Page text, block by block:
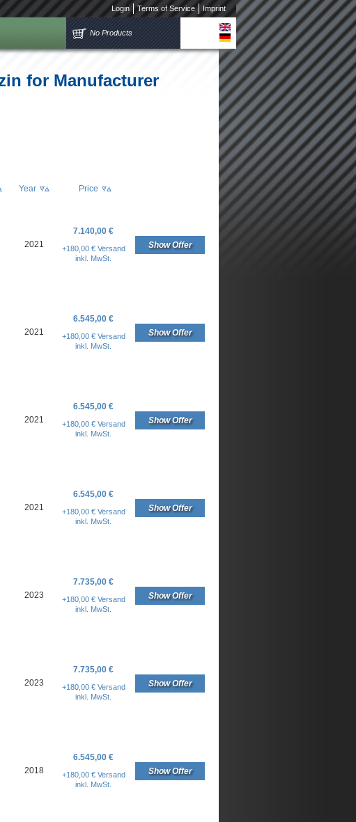
Login Terms of Service Imprint
No Products
for Manufacturer
Year Price
2021
7.140,00 €
+180,00 € Versand
inkl. MwSt.
Show Offer
2021
6.545,00 €
+180,00 € Versand
inkl. MwSt.
Show Offer
2021
6.545,00 €
+180,00 € Versand
inkl. MwSt.
Show Offer
2021
6.545,00 €
+180,00 € Versand
inkl. MwSt.
Show Offer
2023
7.735,00 €
+180,00 € Versand
inkl. MwSt.
Show Offer
2023
7.735,00 €
+180,00 € Versand
inkl. MwSt.
Show Offer
2018
6.545,00 €
+180,00 € Versand
inkl. MwSt.
Show Offer